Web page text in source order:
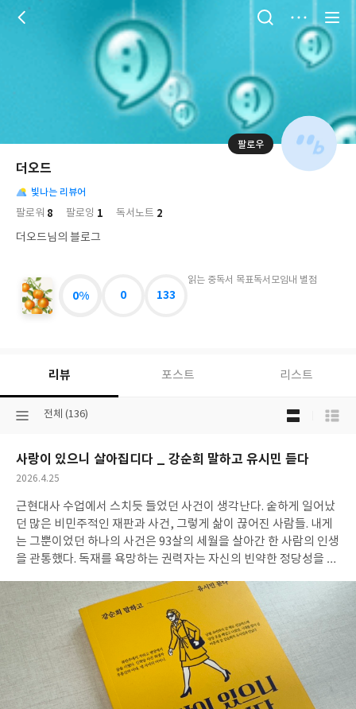
팔로우
더오드
님
의
사
락
빛나는 리뷰어
팔로워 8 팔로잉 1 독서노트 2
더오드님의 블로그
읽는 중
소
설
울
2025
독서 목표
0%
독서모임
0
내 별점
133
리뷰 포스트 리스트
선
분
류
전체 (136)
기
선
사랑이 있으니 살아집디다 _ 강순희 말하고 유시민 듣다
작
일
2026.4.25
근현대사 수업에서 스치듯 들었던 사건이 생각난다. 숱하게 일어났
던 많은 비민주적인 재판과 사건, 그렇게 삶이 끊어진 사람들. 내게
는 그뿐이었던 하나의 사건은 93살의 세월을 살아간 한 사람의 인생
을 관통했다. 독재를 욕망하는 권력자는 자신의 빈약한 정당성을 가
만들어 씌우고, 재판하고, 공판 기록을 조작했다. 거대한 국가권력
이 내 인생을 좌지우지 한다면 나는 어떻게 될까? 무고한 사건에 휘
말린 내 불운한 인생을, 무도한 정권을 원망하는 것. 그 이상 무엇을
할 수 있을까? 그렇지 않은 인생이 있다. 정권 차원에서 동원된 거짓
과 조작에 하나하나 반박하고 무죄를 증명하면서, 모든 곳의 문을
두드리고 소리 높여 말한 이가 있다. 그는 영웅도 아니고, 정치인도
아니고, 혁명가도 아니고, 나라를 구하려는 의병도 아니었다. 그는